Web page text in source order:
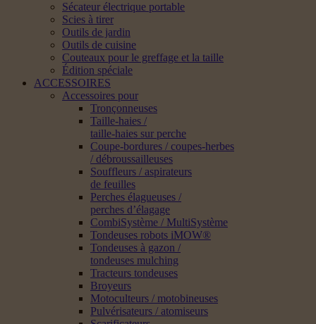
Sécateur électrique portable
Scies à tirer
Outils de jardin
Outils de cuisine
Couteaux pour le greffage et la taille
Édition spéciale
ACCESSOIRES
Accessoires pour
Tronçonneuses
Taille-haies /
taille-haies sur perche
Coupe-bordures / coupes-herbes
/ débroussailleuses
Souffleurs / aspirateurs
de feuilles
Perches élagueuses /
perches d’élagage
CombiSystème / MultiSystème
Tondeuses robots iMOW®
Tondeuses à gazon /
tondeuses mulching
Tracteurs tondeuses
Broyeurs
Motoculteurs / motobineuses
Pulvérisateurs / atomiseurs